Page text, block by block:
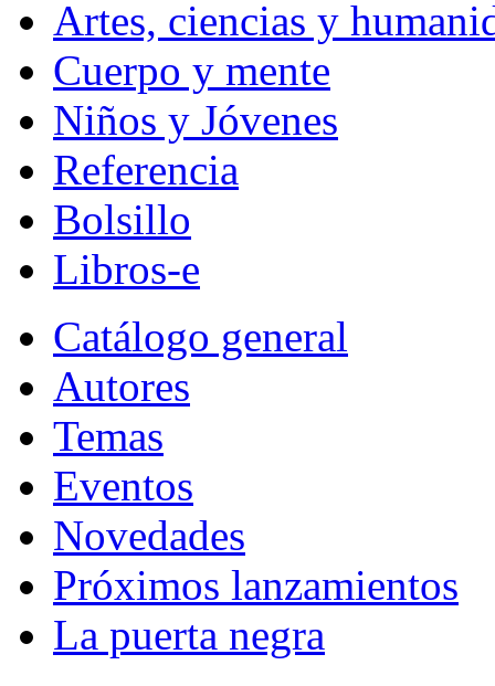
Artes, ciencias y
Cuerpo y mente
Niños y Jóvenes
Referencia
Bolsillo
Libros-e
Catálogo general
Autores
Temas
Eventos
Novedades
Próximos lanzamientos
La puerta negra